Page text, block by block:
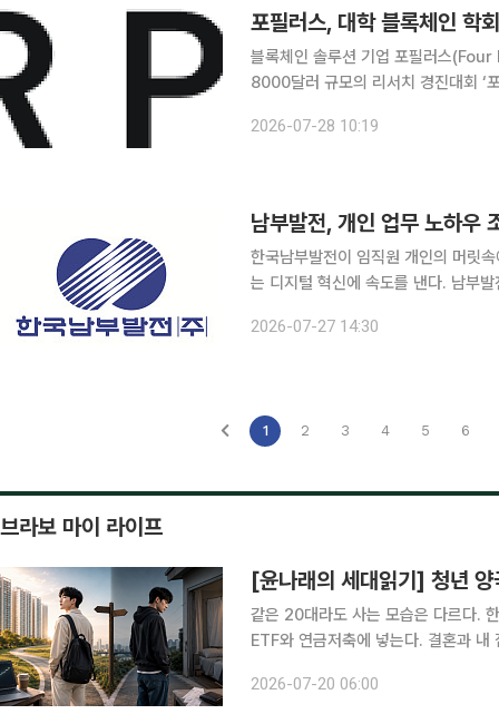
포필러스, 대학 블록체인 학
블록체인 솔루션 기업 포필러스
8000달러 규모의 리서치 경진대회 ‘
다. 개발 결과물을 중심으로 경쟁하는
2026-07-28 10:19
남부발전, 개인 업무 노하우
한국남부발전이 임직원 개인의 머릿
는 디지털 혁신에 속도를 낸다. 남부발전은 22일부터 이틀간 부산에서 임직원의 업무 노하우를 조
부발전의 자체 협업 플랫폼인
2026-07-27 14:30
1 2 3 4 5 6
브라보 마이 라이프
[윤나래의 세대읽기] 청년 양
같은 20대라도 사는 모습은 다르다.
ETF와 연금저축에 넣는다. 결혼과 내
서는 해외여행과 오마카세 인증이 올
2026-07-20 06:00